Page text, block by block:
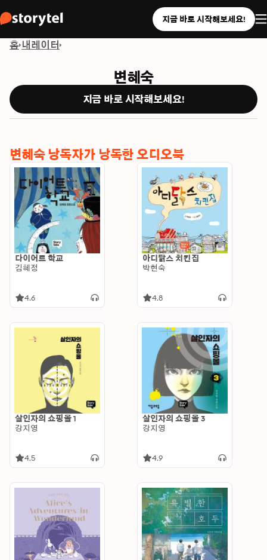
지금 바로 시작해보세요!
홈 내레이터
변혜숙
지금 바로 시작해보세요!
변혜숙 낭독자가 낭독한 오디오북
다이어트 학교
김혜정
4.6
아디닭스 치킨집
박현숙
4.8
살인자의 쇼핑몰 1
강지영
4.5
살인자의 쇼핑몰 3
강지영
4.9